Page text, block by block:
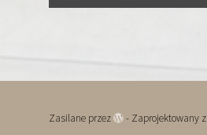
Zasilane przez - Zaprojektowany z